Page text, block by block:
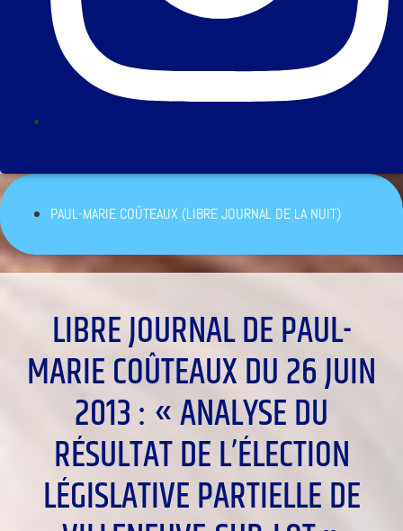
PAUL-MARIE COÛTEAUX (LIBRE JOURNAL DE LA NUIT)
LIBRE JOURNAL DE PAUL-
MARIE COÛTEAUX DU 26 JUIN
2013 : « ANALYSE DU
RÉSULTAT DE L’ÉLECTION
LÉGISLATIVE PARTIELLE DE